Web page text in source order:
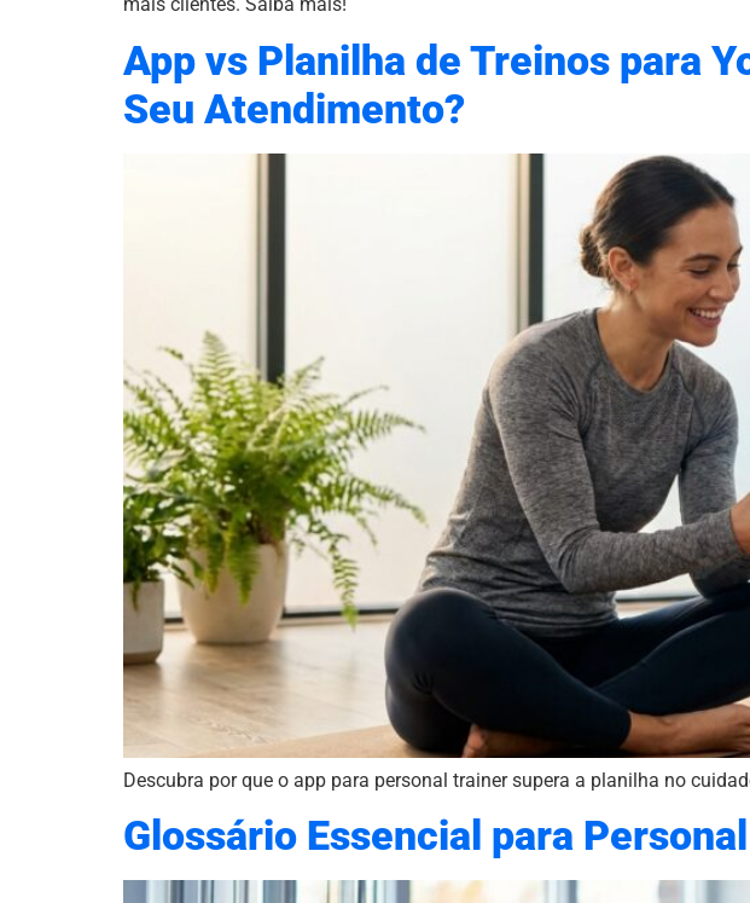
mais clientes. Saiba mais!
App vs Planilha de Treinos para
Seu Atendimento?
Descubra por que o app para personal trainer supera a planilha no
Glossário Essencial para